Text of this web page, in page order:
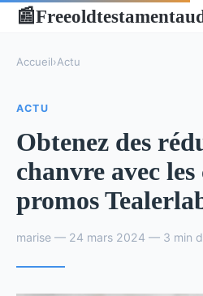
📰
Accueil›Actu
ACTU
Obtenez des
chanvre avec les
promos
marise — 24 mars 2024 — 3 min